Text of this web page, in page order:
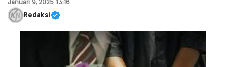
Januari 9, 2025 13:16
Redaksi